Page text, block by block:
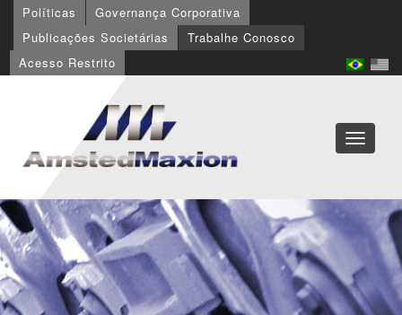
Políticas
Governança Corporativa
Publicações Societárias
Trabalhe Conosco
Acesso Restrito